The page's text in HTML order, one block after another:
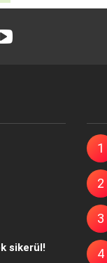
sikerül!